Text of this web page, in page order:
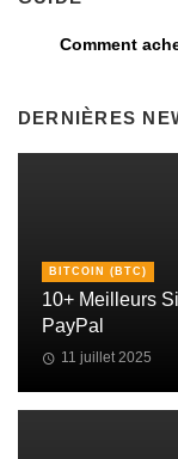
Comment
DERNIÈRES
BITCOIN (BTC)
10+ Meilleurs
PayPal
11 juillet 2025